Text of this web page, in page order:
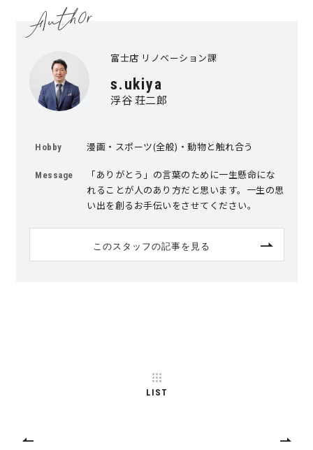
2030年の省エネ基準住宅
100年点検住宅
快適な室内環境へのこだわり
富士店 リノベーション課
s.ukiya
浮谷 荘二郎
Hobby 漫画・スポーツ(全般)・動物と触れ合う
Message
「ありがとう」の言葉のために一生懸命にな
れることが人のあり方だと思います。一生の思
い出を創るお手伝いをさせてください。
このスタッフの記事を見る
LIST